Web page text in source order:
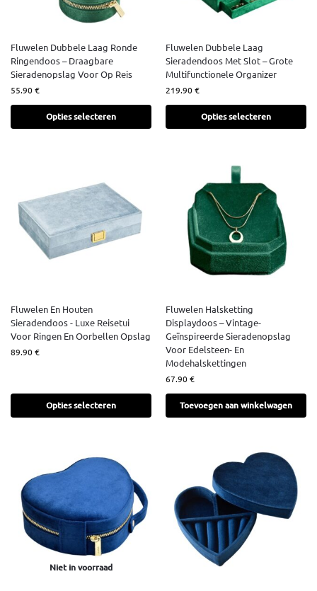
Fluwelen Dubbele Laag Ronde
Ringendoos – Draagbare
Sieradenopslag Voor Op Reis
55.90€
Opties selecteren
Fluwelen Dubbele Laag
Sieradendoos Met Slot – Grote
Multifunctionele Organizer
219.90€
Opties selecteren
Fluwelen En Houten
Sieradendoos - Luxe Reisetui
Voor Ringen En Oorbellen Opslag
89.90€
Opties selecteren
Fluwelen Halsketting
Displaydoos – Vintage-
Geïnspireerde Sieradenopslag
Voor Edelsteen- En
Modehalskettingen
67.90€
Toevoegen aan winkelwagen
Niet in voorraad